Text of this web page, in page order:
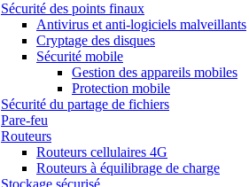
Sécurité des points finaux
Antivirus et anti-logiciels malveillants
Cryptage des disques
Sécurité mobile
Gestion des appareils mobiles
Protection mobile
Sécurité du partage de fichiers
Pare-feu
Routeurs
Routeurs cellulaires 4G
Routeurs à équilibrage de charge
Stockage sécurisé